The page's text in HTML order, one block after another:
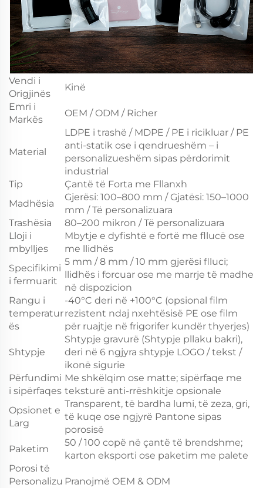
Vendi i
Origjinës
Kinë
Emri i
Markës
OEM / ODM / Richer
Material
LDPE i trashë / MDPE / PE i ricikluar / PE
anti-statik ose i qendrueshëm – i
personalizueshëm sipas përdorimit
industrial
Tip
Çantë të Forta me Fllanxh
Madhësia
Gjerësi: 100–800 mm / Gjatësi: 150–1000
mm / Të personalizuara
Trashësia
80–200 mikron / Të personalizuara
Lloji i
mbylljes
Mbytje e dyfishtë e fortë me fllucë ose
me llidhës
Specifikimi
i fermuarit
5 mm / 8 mm / 10 mm gjerësi flluci;
llidhës i forcuar ose me marrje të madhe
në dispozicion
Rangu i
temperatur
ës
-40°C deri në +100°C (opsional film
rezistent ndaj nxehtësisë PE ose film
për ruajtje në frigorifer kundër thyerjes)
Shtypje
Shtypje gravurë (Shtypje pllaku bakri),
deri në 6 ngjyra shtypje LOGO / tekst /
ikonë sigurie
Përfundimi
i sipërfaqes
Me shkëlqim ose matte; sipërfaqe me
teksturë anti-rrëshkitje opsionale
Opsionet e
Larg
Transparent, të bardha lumi, të zeza, gri,
të kuqe ose ngjyrë Pantone sipas
porosisë
Paketim
50 / 100 copë në çantë të brendshme;
karton eksporti ose paketim me palete
Porosi të
Personalizu Pranojmë OEM & ODM